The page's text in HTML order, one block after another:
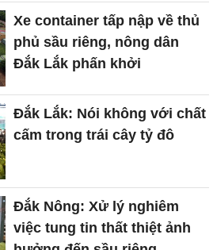
Xe container tấp nập về thủ
phủ sầu riêng, nông dân
Đắk Lắk phấn khởi
Đắk Lắk: Nói không với chất
cấm trong trái cây tỷ đô
Đắk Nông: Xử lý nghiêm
việc tung tin thất thiệt ảnh